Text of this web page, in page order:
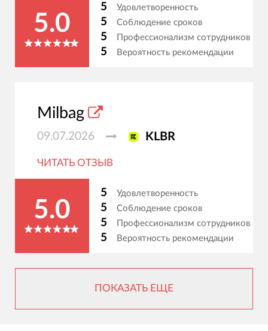
5.0
5 Удовлетворенность
5 Соблюдение сроков
5 Профессионализм сотрудников
5 Вероятность рекомендации
Milbag
09.07.2026 KLBR
ЧИТАТЬ ОТЗЫВ
5.0
5 Удовлетворенность
5 Соблюдение сроков
5 Профессионализм сотрудников
5 Вероятность рекомендации
ПОКАЗАТЬ ЕЩЕ